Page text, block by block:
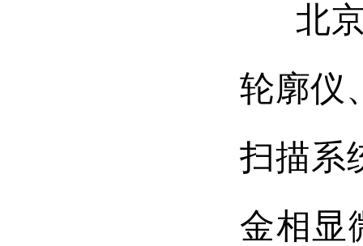
北
轮廓仪
扫描系
金相显